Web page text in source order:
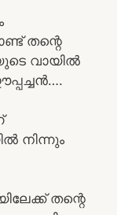
തന്റെ
വായിൽ
നിന്നും
തന്റെ